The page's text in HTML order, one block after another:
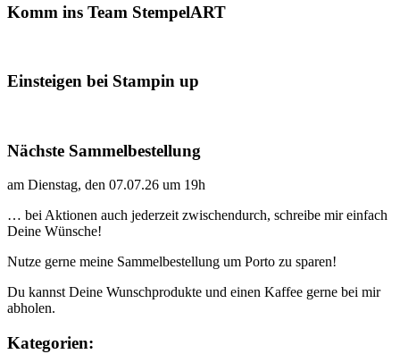
Komm ins Team StempelART
Einsteigen bei Stampin up
Nächste Sammelbestellung
am Dienstag, den 07.07.26 um 19h
… bei Aktionen auch jederzeit zwischendurch, schreibe mir einfach
Deine Wünsche!
Nutze gerne meine Sammelbestellung um Porto zu sparen!
Du kannst Deine Wunschprodukte und einen Kaffee gerne bei mir
abholen.
Kategorien: